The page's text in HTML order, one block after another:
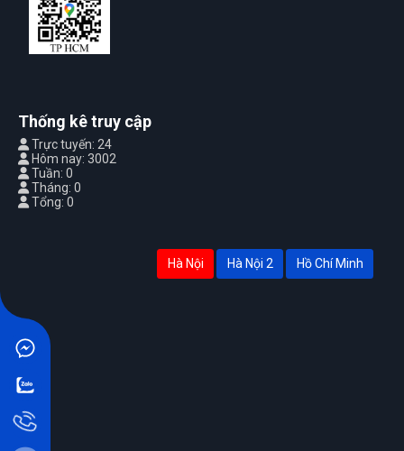
Thống kê truy cập
Trực tuyến: 24
Hôm nay: 3002
Tuần: 0
Tháng: 0
Tổng: 0
Hà Nội Hà Nội 2 Hồ Chí Minh